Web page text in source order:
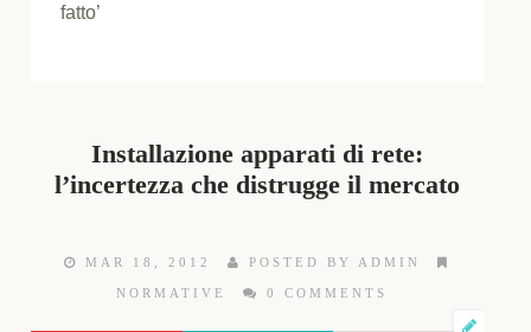
fatto’
Installazione apparati di rete:
l’incertezza che distrugge il mercato
MAR 18, 2012 POSTED BY ADMIN
NORMATIVE 0 COMMENTS